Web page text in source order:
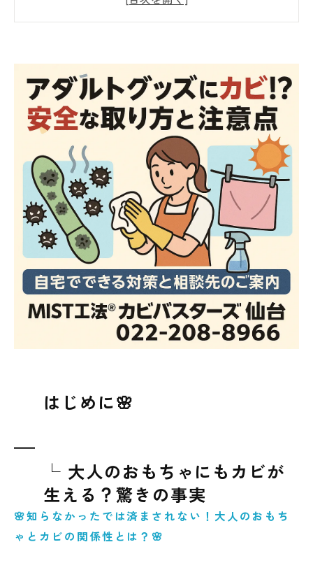
放置すると危険！カビによる健康リスク⚠️
今日からできる！カビ予防の基本習慣✨
要チェック！カビが生えてしまった時のサイ
ン🔍
それでもダメなら？プロに相談するのが安心
😊 └ MIST工法®カビバスターズ仙台にお任
せください！
まとめ🌈
はじめに🌸
└ 大人のおもちゃにもカビが
生える？驚きの事実
🌸知らなかったでは済まされない！大人のおもち
ゃとカビの関係性とは？🌸